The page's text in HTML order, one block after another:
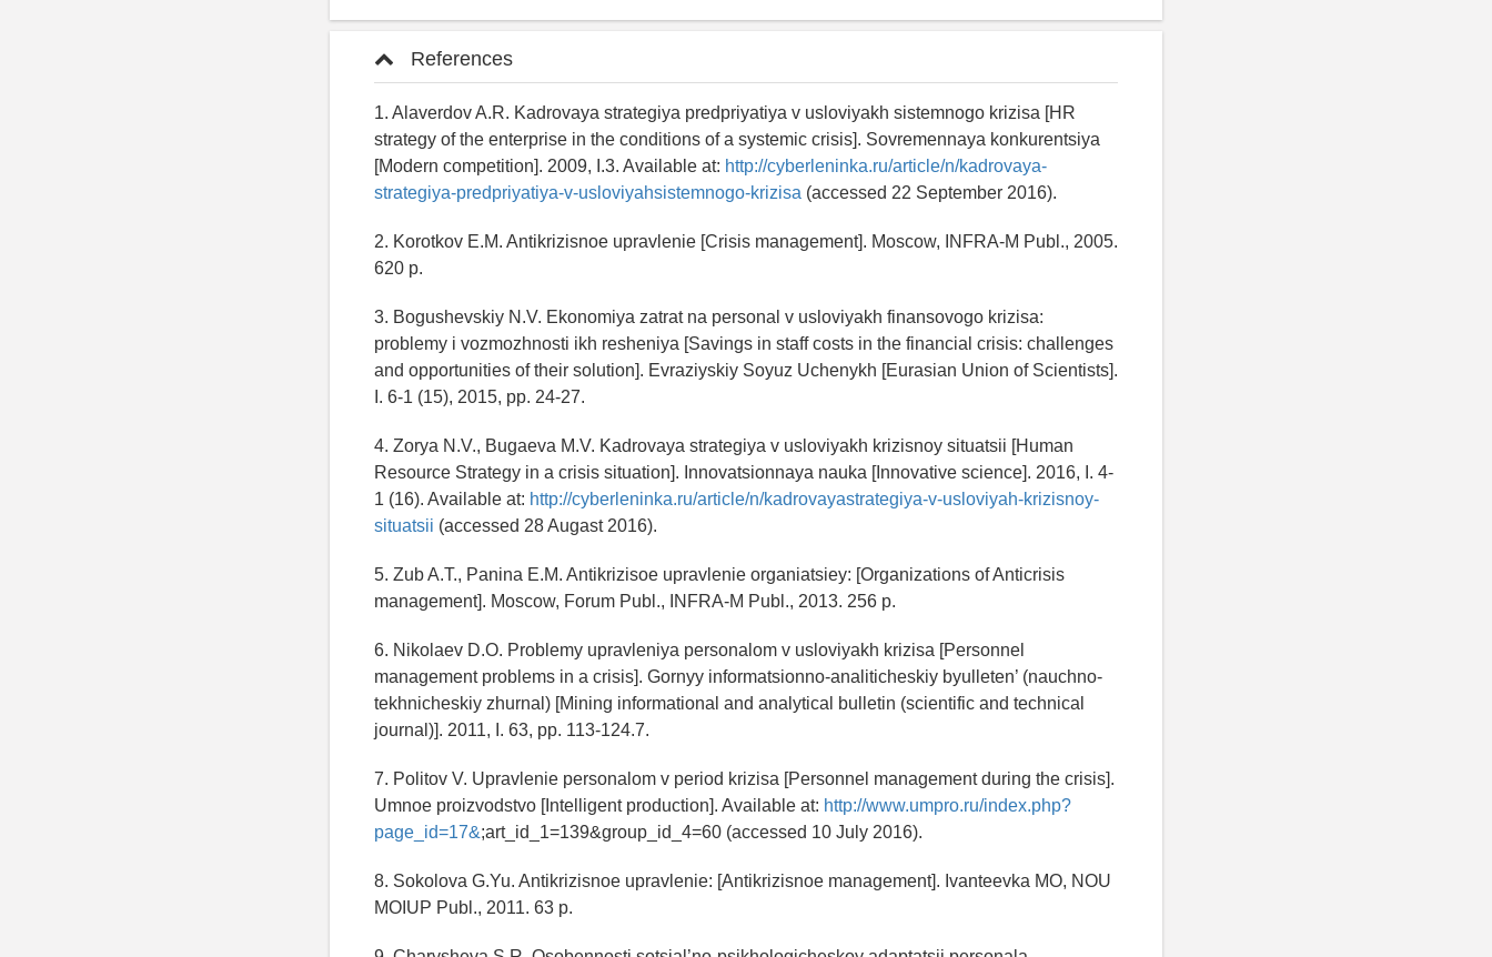
References
1. Alaverdov A.R. Kadrovaya strategiya predpriyatiya v usloviyakh sistemnogo krizisa [HR
strategy of the enterprise in the conditions of a systemic crisis]. Sovremennaya konkurentsiya
[Modern competition]. 2009, I.3. Available at: http://cyberleninka.ru/article/n/kadrovaya-
strategiya-predpriyatiya-v-usloviyahsistemnogo-krizisa (accessed 22 September 2016).
2. Korotkov E.M. Antikrizisnoe upravlenie [Crisis management]. Moscow, INFRA-M Publ., 2005.
620 p.
3. Bogushevskiy N.V. Ekonomiya zatrat na personal v usloviyakh finansovogo krizisa:
problemy i vozmozhnosti ikh resheniya [Savings in staff costs in the financial crisis: challenges
and opportunities of their solution]. Evraziyskiy Soyuz Uchenykh [Eurasian Union of Scientists].
I. 6-1 (15), 2015, pp. 24-27.
4. Zorya N.V., Bugaeva M.V. Kadrovaya strategiya v usloviyakh krizisnoy situatsii [Human
Resource Strategy in a crisis situation]. Innovatsionnaya nauka [Innovative science]. 2016, I. 4-
1 (16). Available at: http://cyberleninka.ru/article/n/kadrovayastrategiya-v-usloviyah-krizisnoy-
situatsii (accessed 28 Augast 2016).
5. Zub A.T., Panina E.M. Antikrizisoe upravlenie organiatsiey: [Organizations of Anticrisis
management]. Moscow, Forum Publ., INFRA-M Publ., 2013. 256 p.
6. Nikolaev D.O. Problemy upravleniya personalom v usloviyakh krizisa [Personnel
management problems in a crisis]. Gornyy informatsionno-analiticheskiy byulleten’ (nauchno-
tekhnicheskiy zhurnal) [Mining informational and analytical bulletin (scientific and technical
journal)]. 2011, I. 63, pp. 113-124.7.
7. Politov V. Upravlenie personalom v period krizisa [Personnel management during the crisis].
Umnoe proizvodstvo [Intelligent production]. Available at: http://www.umpro.ru/index.php?
page_id=17&;art_id_1=139&group_id_4=60 (accessed 10 July 2016).
8. Sokolova G.Yu. Antikrizisnoe upravlenie: [Antikrizisnoe management]. Ivanteevka MO, NOU
MOIUP Publ., 2011. 63 p.